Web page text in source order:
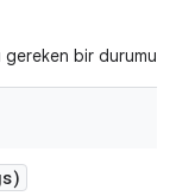
gereken bir durumu